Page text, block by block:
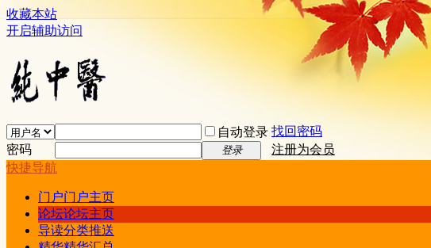
收藏本站
开启辅助访问
自动登录 找回密码
密码
登录
注册为会员
快捷导航
门户门户主页
论坛论坛主页
导读分类推送